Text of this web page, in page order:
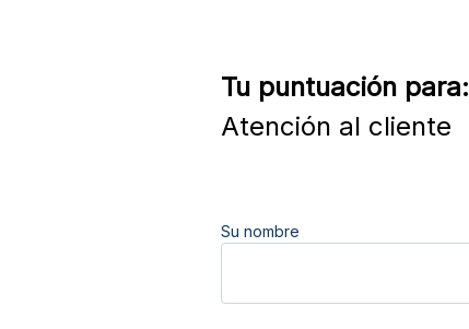
Tu puntuación para:
Atención al cliente
Su nombre